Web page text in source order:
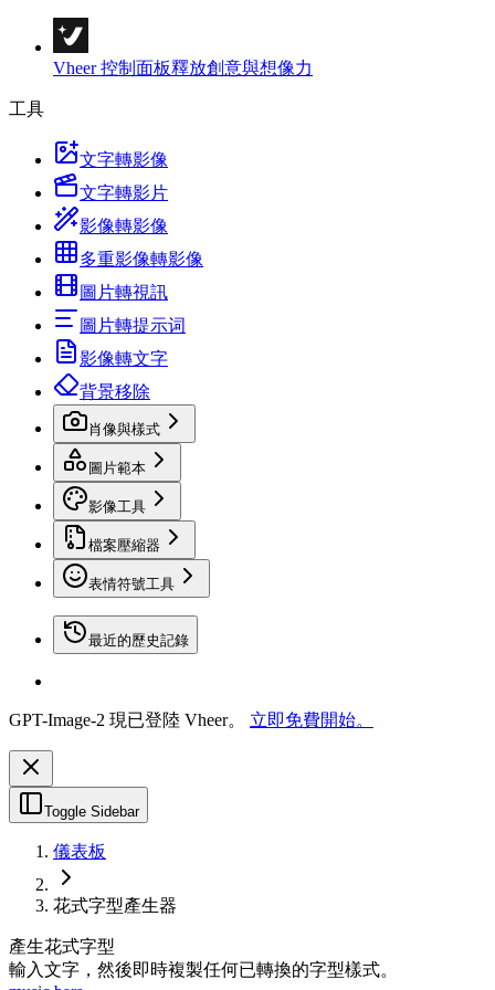
Vheer 控制面板釋放創意與想像力
工具
文字轉影像
文字轉影片
影像轉影像
多重影像轉影像
圖片轉視訊
圖片轉提示词
影像轉文字
背景移除
肖像與樣式
圖片範本
影像工具
檔案壓縮器
表情符號工具
最近的歷史記錄
GPT-Image-2 現已登陸 Vheer。 立即免費開始。
Toggle Sidebar
儀表板
花式字型產生器
產生花式字型
輸入文字，然後即時複製任何已轉換的字型樣式。